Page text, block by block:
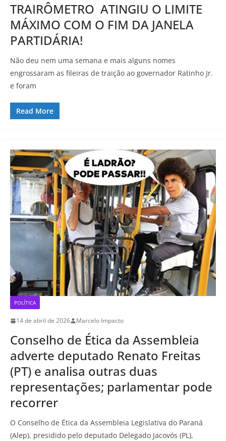
TRAIRÔMETRO ATINGIU O LIMITE
MÁXIMO COM O FIM DA JANELA
PARTIDÁRIA!
Não deu nem uma semana e mais alguns nomes
engrossaram as fileiras de traição ao governador Ratinho Jr.
e foram
Read More
POLÍTICA
14 de abril de 2026 Marcelo Impacto
Conselho de Ética da Assembleia
adverte deputado Renato Freitas
(PT) e analisa outras duas
representações; parlamentar pode
recorrer
O Conselho de Ética da Assembleia Legislativa do Paraná
(Alep), presidido pelo deputado Delegado Jacovós (PL),